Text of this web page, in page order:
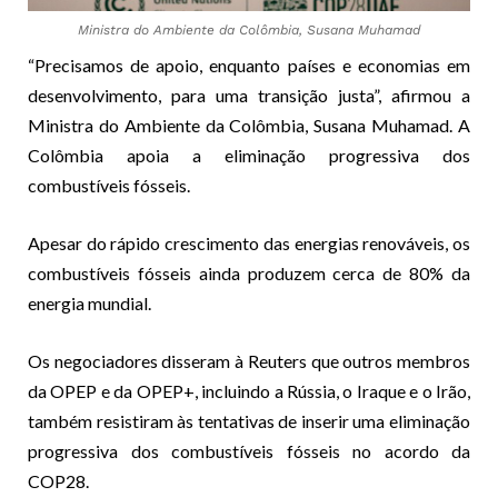
Ministra do Ambiente da Colômbia, Susana Muhamad
“Precisamos de apoio, enquanto países e economias em
desenvolvimento, para uma transição justa”, afirmou a
Ministra do Ambiente da Colômbia, Susana Muhamad. A
Colômbia apoia a eliminação progressiva dos
combustíveis fósseis.
Apesar do rápido crescimento das energias renováveis, os
combustíveis fósseis ainda produzem cerca de 80% da
energia mundial.
Os negociadores disseram à Reuters que outros membros
da OPEP e da OPEP+, incluindo a Rússia, o Iraque e o Irão,
também resistiram às tentativas de inserir uma eliminação
progressiva dos combustíveis fósseis no acordo da
COP28.